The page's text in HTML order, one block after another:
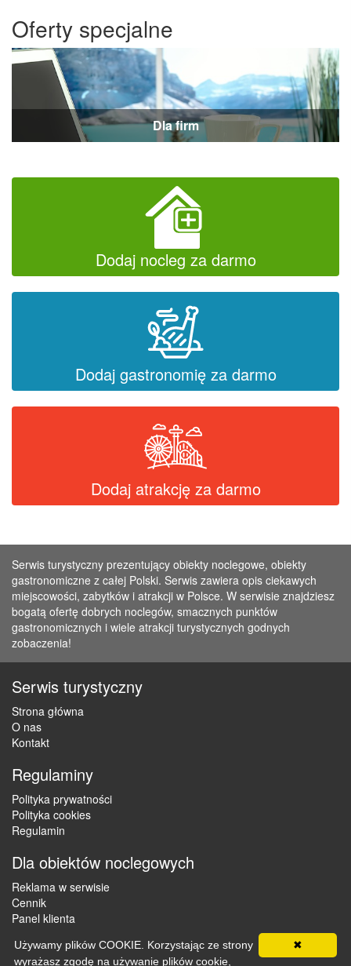
Oferty specjalne
Dla firm
Dodaj nocleg za darmo
Dodaj gastronomię za darmo
Dodaj atrakcję za darmo
Serwis turystyczny prezentujący obiekty noclegowe, obiekty
gastronomiczne z całej Polski. Serwis zawiera opis ciekawych
miejscowości, zabytków i atrakcji w Polsce. W serwisie znajdziesz
bogatą ofertę dobrych noclegów, smacznych punktów
gastronomicznych i wiele atrakcji turystycznych godnych
zobaczenia!
Serwis turystyczny
Strona główna
O nas
Kontakt
Regulaminy
Polityka prywatności
Polityka cookies
Regulamin
Dla obiektów noclegowych
Reklama w serwisie
Cennik
Panel klienta
✖
Używamy plików COOKIE. Korzystając ze strony
wyrażasz zgodę na używanie plików cookie,